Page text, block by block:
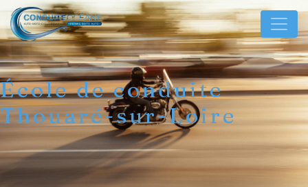
Panneau de gestion des cookies
École de conduite
Thouaré-sur-Loire